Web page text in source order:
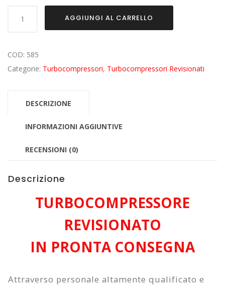
RENAULT
Clio
K9K702
AGGIUNGI AL CARRELLO
COD: 585
Categorie: Turbocompressori, Turbocompressori Revisionati
DESCRIZIONE
INFORMAZIONI AGGIUNTIVE
RECENSIONI (0)
Descrizione
TURBOCOMPRESSORE
REVISIONATO
IN PRONTA CONSEGNA
Attraverso personale altamente qualificato e